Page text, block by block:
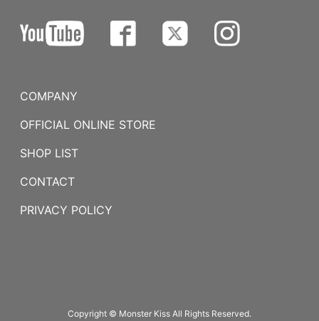
COMPANY
OFFICIAL ONLINE STORE
SHOP LIST
CONTACT
PRIVACY POLICY
Copyright © Monster Kiss All Rights Reserved.